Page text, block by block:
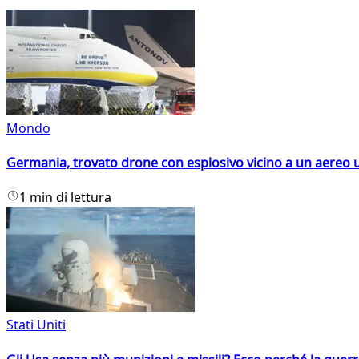
Mondo
Germania, trovato drone con esplosivo vicino a un aereo
1 min di lettura
Stati Uniti